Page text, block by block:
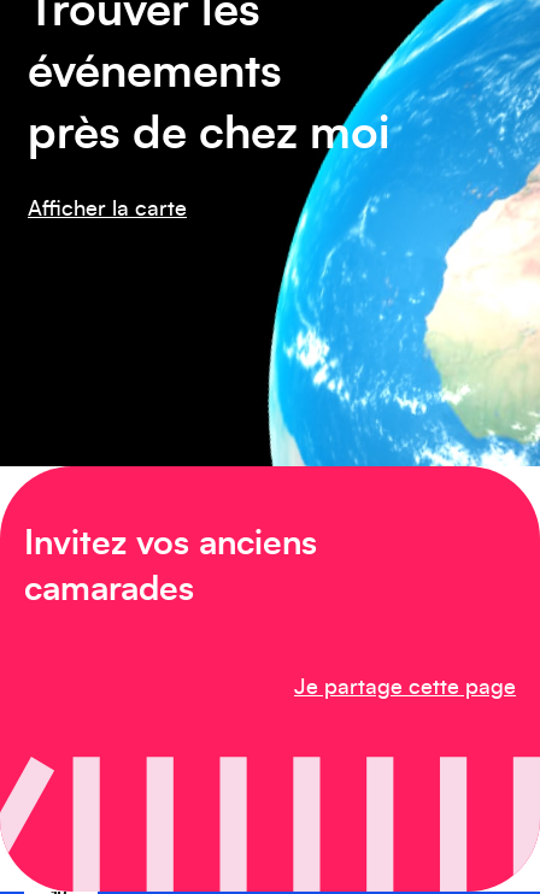
Trouver les
événements
près de chez moi
Afficher la carte
Invitez vos anciens
camarades
Je partage cette page
Créez votre événement
Afrique
Amérique du Nord